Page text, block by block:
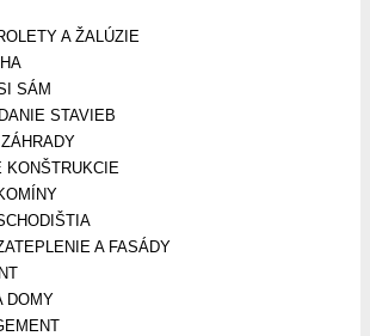
A ŽALÚZIE
SÁM
STAVIEB
KONŠTRUKCIE
A FASÁDY
DOMY